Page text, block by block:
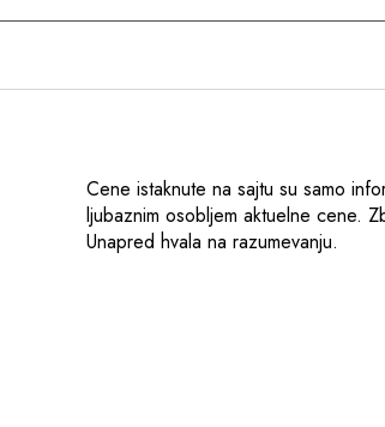
Cene istaknute na sajtu su samo
ljubaznim osobljem aktuelne cene.
Unapred hvala na razumevanju.